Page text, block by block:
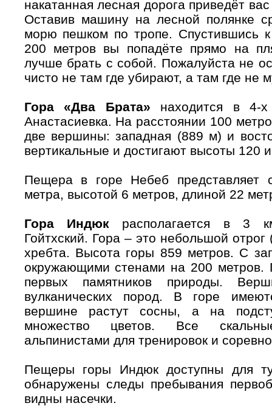
накатанная лесная дорога приведёт
Оставив машину на лесной полянке
морю пешком по тропе. Спустившись
200 метров вы попадёте прямо на
лучше брать с собой. Пожалуйста не
чисто не там где убирают, а там где не
Гора «Два Брата» находится в 4-х
Анастасиевка. На расстоянии 100
две вершины: западная (889 м) и
вертикальные и достигают высоты 120
Пещера в горе Небеб представляет
метра, высотой 6 метров, длиной 22
Гора Индюкрасполагается в 3
Гойтхский. Гора – это небольшой отрог
хребта. Высота горы 859 метров. С
окружающими стенами на 200 метров.
первых памятников природы.
вулканических пород. В горе
вершине растут сосны, а на
множество цветов. Все
альпинистами для тренировок и
Пещеры горы Индюк доступны для
обнаружены следы пребывания
видны насечки.